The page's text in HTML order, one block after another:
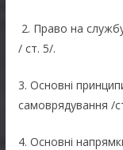
2. Право на
/ ст. 5/.
3. Основні
самоврядування /
4. Основні